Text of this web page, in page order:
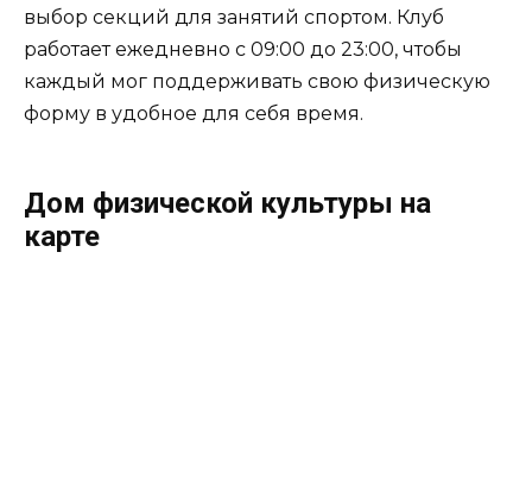
выбор секций для занятий спортом. Клуб
работает ежедневно с 09:00 до 23:00, чтобы
каждый мог поддерживать свою физическую
форму в удобное для себя время.
Дом физической культуры на
карте